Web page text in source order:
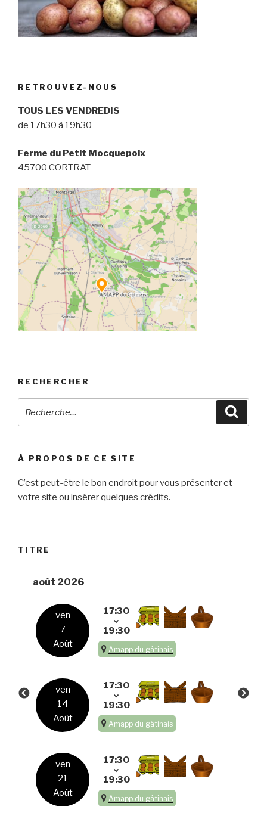
RETROUVEZ-NOUS
TOUS LES VENDREDIS
de 17h30 à 19h30
Ferme du Petit Mocquepoix
45700 CORTRAT
RECHERCHER
pour
À PROPOS DE CE SITE
C’est peut-être le bon endroit pour vous présenter et
votre site ou insérer quelques crédits.
TITRE
août 2026
ven
7
Août
17:30
19:30
Amapp du gâtinais
ven
14
Août
17:30
19:30
Amapp du gâtinais
ven
21
Août
17:30
19:30
Amapp du gâtinais